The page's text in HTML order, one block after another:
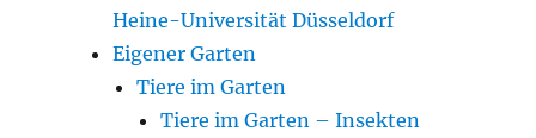
Heine-Universität Düsseldorf
Eigener Garten
Tiere im Garten
Tiere im Garten – Insekten